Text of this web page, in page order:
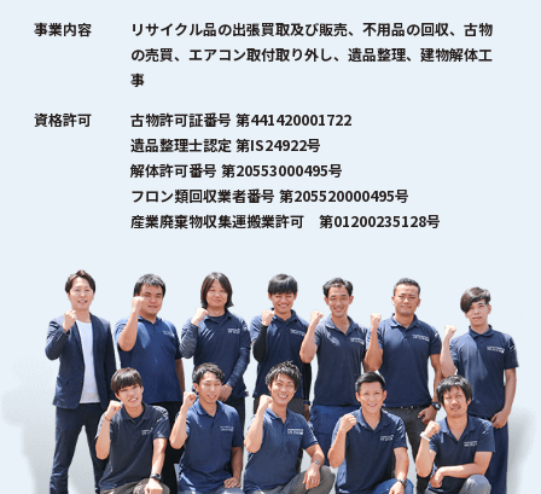
事業内容
リサイクル品の出張買取及び販売、不用品の回収、古物
の売買、エアコン取付取り外し、遺品整理、建物解体工
事
資格許可
古物許可証番号 第441420001722
遺品整理士認定 第IS24922号
解体許可番号 第20553000495号
フロン類回収業者番号 第205520000495号
産業廃棄物収集運搬業許可 第01200235128号